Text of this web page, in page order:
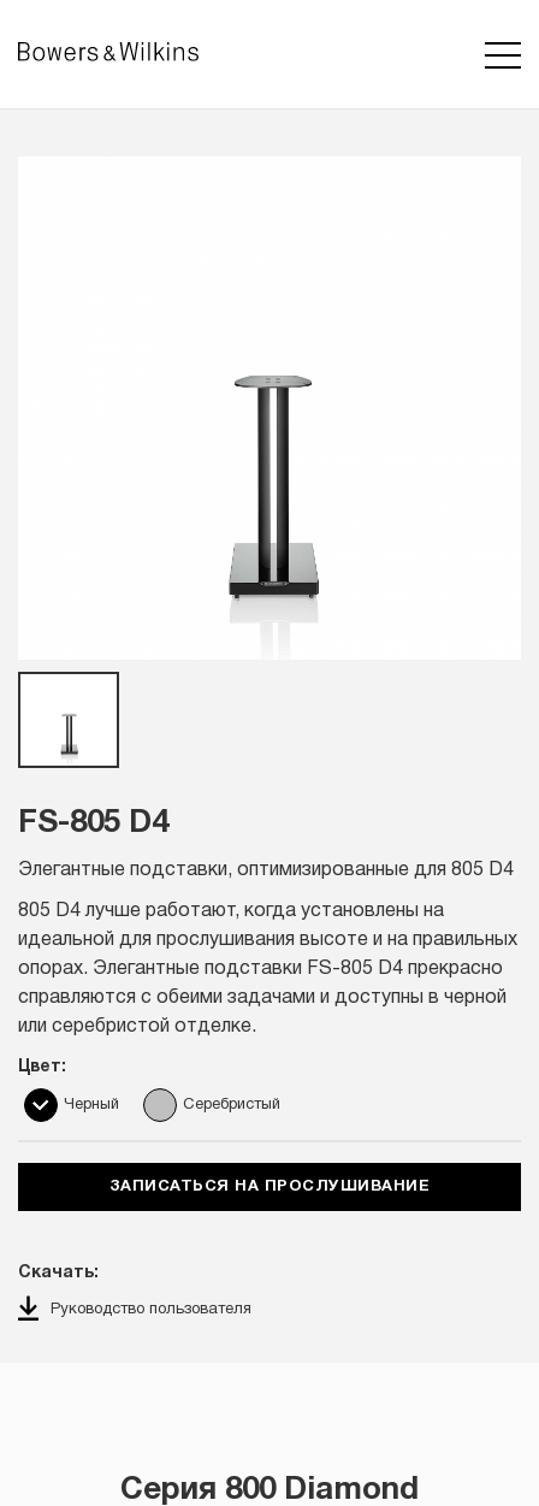
FS-805 D4
Элегантные подставки, оптимизированные для 805 D4
805 D4 лучше работают, когда установлены на
идеальной для прослушивания высоте и на правильных
опорах. Элегантные подставки FS-805 D4 прекрасно
справляются с обеими задачами и доступны в черной
или серебристой отделке.
Цвет:
Черный Серебристый
ЗАПИСАТЬСЯ НА ПРОСЛУШИВАНИЕ
Скачать:
Руководство пользователя
Серия 800 Diamond